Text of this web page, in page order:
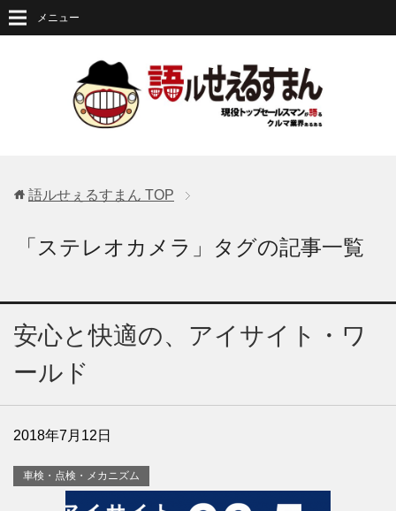
メニュー
語ルせぇるすまん TOP
「ステレオカメラ」タグの記事一覧
安心と快適の、アイサイト・ワ
ールド
2018年7月12日
車検・点検・メカニズム